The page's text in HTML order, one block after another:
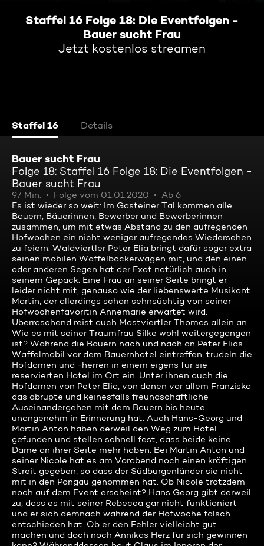
Staffel 16 Folge 18: Die Eventfolgen -
Bauer sucht Frau
Jetzt kostenlos streamen
Staffel 16 Details
Bauer sucht Frau
Folge 18: Staffel 16 Folge 18: Die Eventfolgen -
Bauer sucht Frau
97 Min. Folge vom 01.01.2020
Ab 6
Es ist wieder so weit: Im Gasteiner Tal kommen alle
Bauern; Bäuerinnen, Bewerber und Bewerberinnen
zusammen, um mit etwas Abstand zu den aufregenden
Hofwochen ein nicht weniger aufregendes Wiedersehen
zu feiern. Waldviertler Peter Elia bringt dafür sogar extra
seinen mobilen Waffelbäckerwagen mit, und den einen
oder anderen Segen hat der Exot natürlich auch in
seinem Gepäck. Eine Frau an seiner Seite bringt er
leider nicht mit, genauso wie der liebenswerte Musikant
Martin, der allerdings schon sehnsüchtig von seiner
Hofwochenfavoritin Annemarie erwartet wird.
Überraschend reist auch Mostviertler Thomas allein an.
Wie es mit seiner Traumfrau Silke wohl weitergegangen
ist? Während die Bauern nach und nach an Peter Elias
Waffelmobil vor dem Bauernhotel eintreffen, trudeln die
Hofdamen und -herren in einem eigens für sie
reservierten Hotel im Ort ein. Unter ihnen auch die
Hofdamen von Peter Elia, von denen vor allem Franziska
das abrupte und keinesfalls freundschaftliche
Auseinandergehen mit dem Bauern bis heute
unangenehm in Erinnerung hat. Auch Hans-Georg und
Martin Anton haben derweil den Weg zum Hotel
gefunden und stellen schnell fest, dass beide keine
Dame an ihrer Seite mehr haben. Bei Martin Anton und
seiner Nicole hat es am Vorabend noch einen kräftigen
Streit gegeben, so dass der Südburgenländer sie nicht
mit in den Pongau genommen hat. Ob Nicole trotzdem
noch auf dem Event erscheint? Hans Georg gibt derweil
zu, dass es mit seiner Rebecca gar nicht funktioniert
und er sich demnach während der Hofwoche falsch
entschieden hat. Ob er den Fehler vielleicht gut
machen und doch noch Annikas Herz für sich gewinnen